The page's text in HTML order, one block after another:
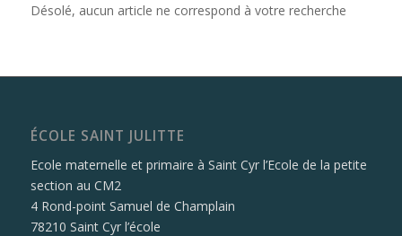
Désolé, aucun article ne correspond à votre recherche
ÉCOLE SAINT JULITTE
Ecole maternelle et primaire à Saint Cyr l’Ecole de la petite
section au CM2
4 Rond-point Samuel de Champlain
78210 Saint Cyr l’école